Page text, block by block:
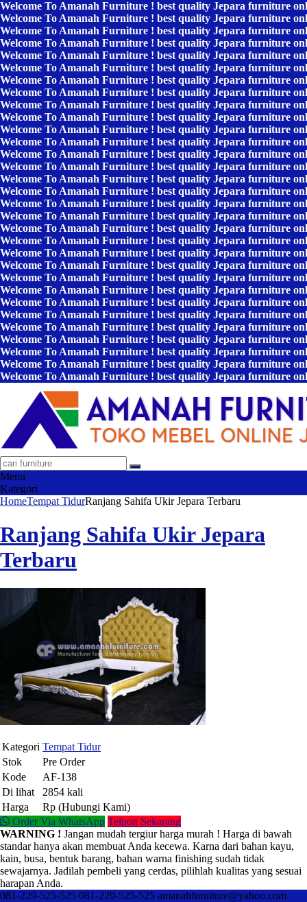
Welcome To Amanah Furniture ! best quality Jepara furniture
Welcome To Amanah Furniture ! best quality Jepara furniture
Welcome To Amanah Furniture ! best quality Jepara furniture
Welcome To Amanah Furniture ! best quality Jepara furniture
Welcome To Amanah Furniture ! best quality Jepara furniture
Welcome To Amanah Furniture ! best quality Jepara furniture
Welcome To Amanah Furniture ! best quality Jepara furniture
Welcome To Amanah Furniture ! best quality Jepara furniture
Welcome To Amanah Furniture ! best quality Jepara furniture
Welcome To Amanah Furniture ! best quality Jepara furniture
Welcome To Amanah Furniture ! best quality Jepara furniture
Welcome To Amanah Furniture ! best quality Jepara furniture
Welcome To Amanah Furniture ! best quality Jepara furniture
Welcome To Amanah Furniture ! best quality Jepara furniture
Welcome To Amanah Furniture ! best quality Jepara furniture
Welcome To Amanah Furniture ! best quality Jepara furniture
Welcome To Amanah Furniture ! best quality Jepara furniture
Welcome To Amanah Furniture ! best quality Jepara furniture
Welcome To Amanah Furniture ! best quality Jepara furniture
Welcome To Amanah Furniture ! best quality Jepara furniture
Welcome To Amanah Furniture ! best quality Jepara furniture
Welcome To Amanah Furniture ! best quality Jepara furniture
Welcome To Amanah Furniture ! best quality Jepara furniture
Welcome To Amanah Furniture ! best quality Jepara furniture
Welcome To Amanah Furniture ! best quality Jepara furniture
Welcome To Amanah Furniture ! best quality Jepara furniture
Welcome To Amanah Furniture ! best quality Jepara furniture
Welcome To Amanah Furniture ! best quality Jepara furniture
Welcome To Amanah Furniture ! best quality Jepara furniture
Welcome To Amanah Furniture ! best quality Jepara furniture
Welcome To Amanah Furniture ! best quality Jepara furniture
Menu
Kategori
HomeTempat TidurRanjang Sahifa Ukir Jepara Terbaru
Ranjang Sahifa Ukir Jepara
Terbaru
Kategori Tempat Tidur
Stok
Pre Order
Kode
AF-138
Di lihat
2854 kali
Harga
Rp (Hubungi Kami)
Order Via WhatsApp Telpon Sekarang
WARNING ! Jangan mudah tergiur harga murah ! Harga di bawah
standar hanya akan membuat Anda kecewa. Karna dari bahan kayu,
kain, busa, bentuk barang, bahan warna finishing sudah tidak
sewajarnya. Jadilah pembeli yang cerdas, pilihlah kualitas yang sesuai
harapan Anda.
081-229-525-525 081-229-525-525 amanahfurniture@yahoo.com